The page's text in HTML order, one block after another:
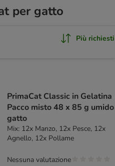
per gatto
Più richiesti
PrimaCat Classic in Gelatina
Pacco misto 48 x 85 g umido
gatto
Mix: 12x Manzo, 12x Pesce, 12x
Agnello, 12x Pollame
Nessuna valutazione